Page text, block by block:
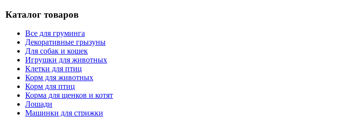
Каталог товаров
Все для груминга
Декоративные грызуны
Для собак и кошек
Игрушки для животных
Клетки для птиц
Корм для животных
Корм для птиц
Корма для щенков и котят
Лошади
Машинки для стрижки